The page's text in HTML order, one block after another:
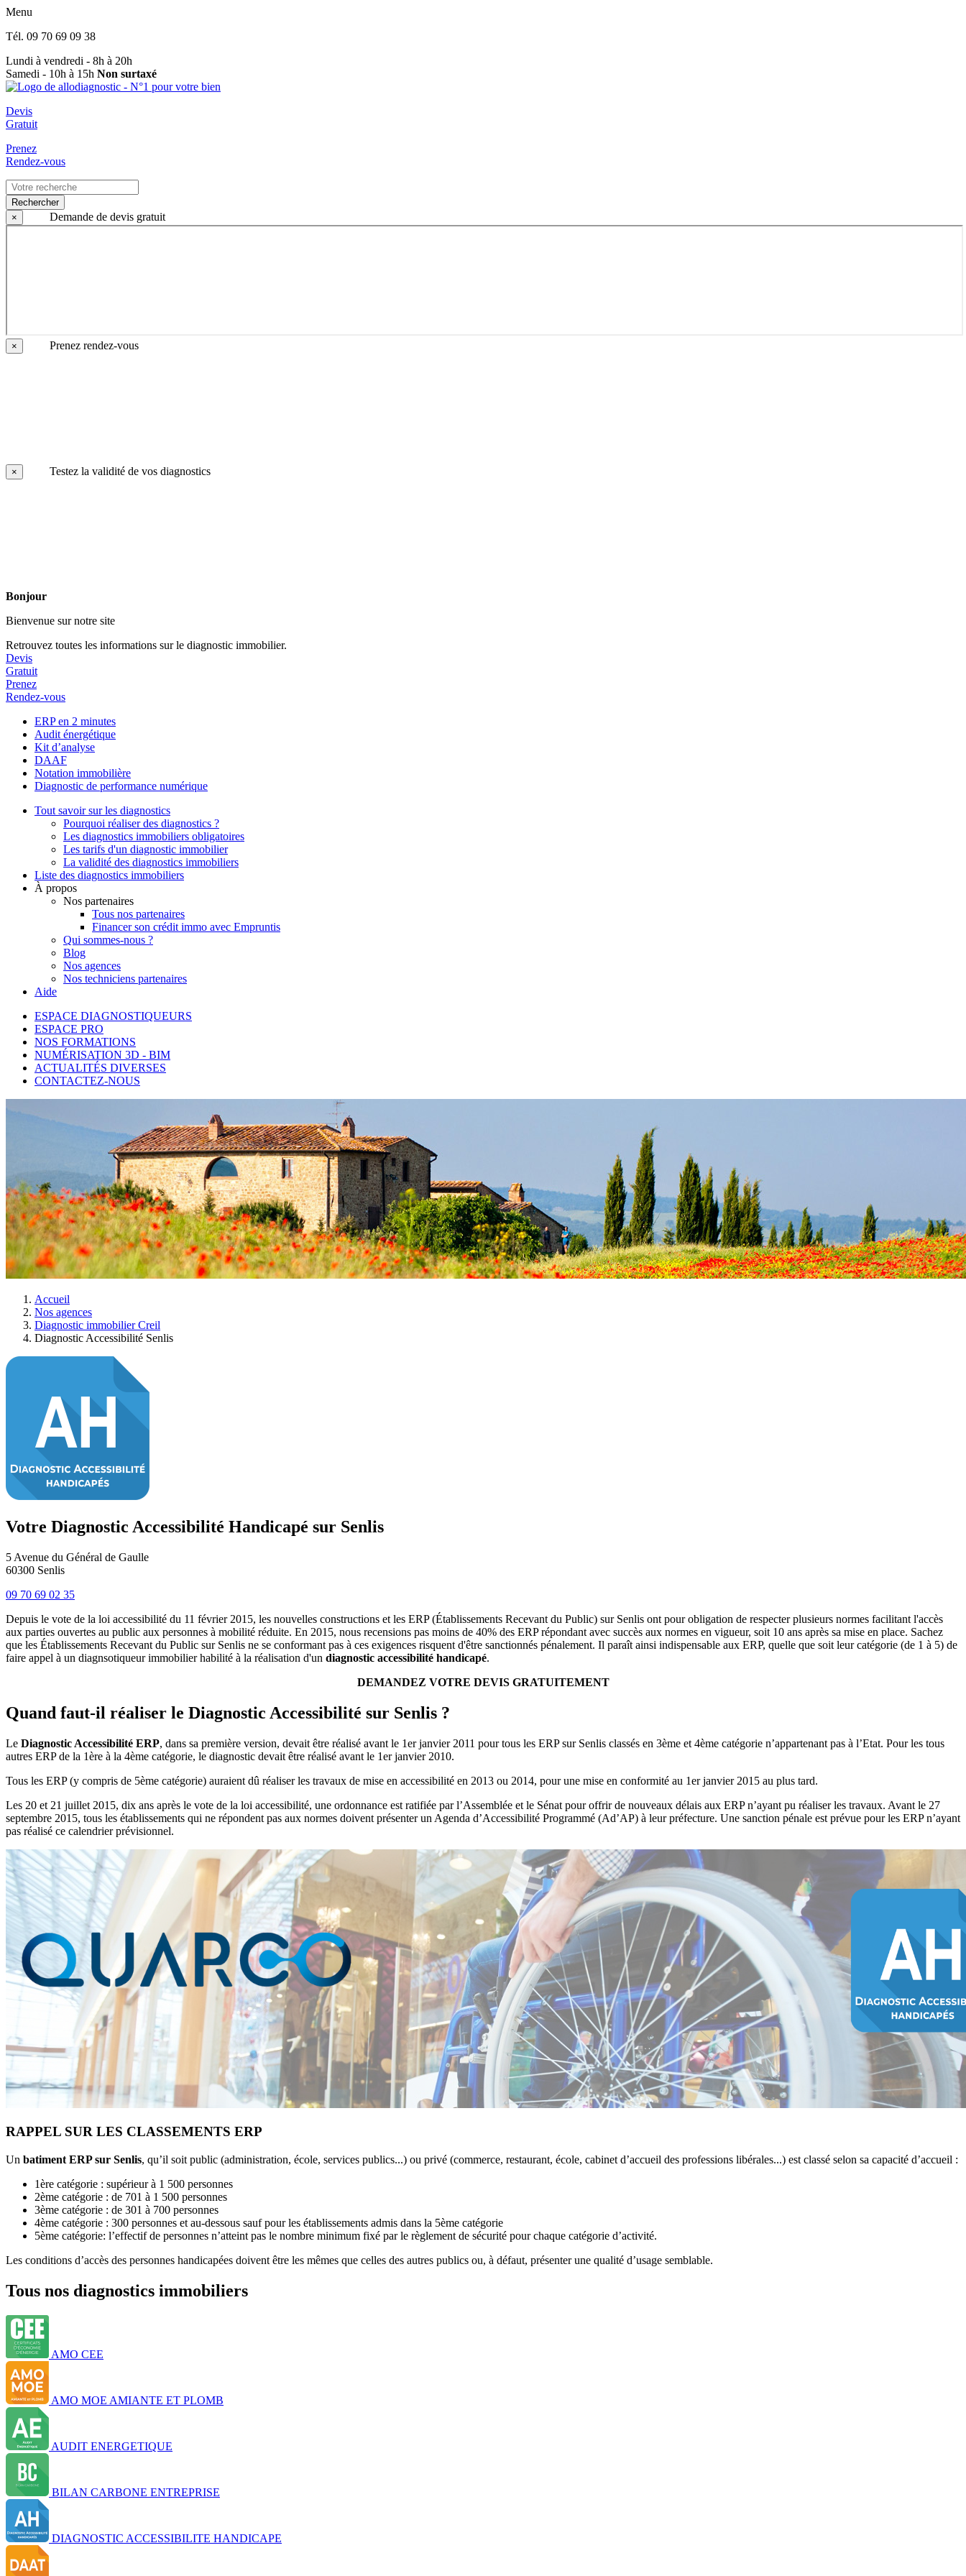
Menu
Tél. 09 70 69 09 38
Lundi à vendredi - 8h à 20h
Samedi - 10h à 15h Non surtaxé
Devis
Gratuit
Prenez
Rendez-vous
Rechercher
×
Demande de devis gratuit
× Prenez rendez-vous
× Testez la validité de vos diagnostics
Bonjour
Bienvenue sur notre site
Retrouvez toutes les informations sur le diagnostic immobilier.
Devis
Gratuit
Prenez
Rendez-vous
ERP en 2 minutes
Audit énergétique
Kit d’analyse
DAAF
Notation immobilière
Diagnostic de performance numérique
Tout savoir sur les diagnostics
Pourquoi réaliser des diagnostics ?
Les diagnostics immobiliers obligatoires
Les tarifs d'un diagnostic immobilier
La validité des diagnostics immobiliers
Liste des diagnostics immobiliers
À propos
Nos partenaires
Tous nos partenaires
Financer son crédit immo avec Empruntis
Qui sommes-nous ?
Blog
Nos agences
Nos techniciens partenaires
Aide
ESPACE DIAGNOSTIQUEURS
ESPACE PRO
NOS FORMATIONS
NUMÉRISATION 3D - BIM
ACTUALITÉS DIVERSES
CONTACTEZ-NOUS
Accueil
Nos agences
Diagnostic immobilier Creil
Diagnostic Accessibilité Senlis
Votre Diagnostic Accessibilité Handicapé sur Senlis
5 Avenue du Général de Gaulle
60300 Senlis
09 70 69 02 35
Depuis le vote de la loi accessibilité du 11 février 2015, les nouvelles constructions et les ERP (Établissements Recevant du Public) sur Senlis ont pour obligation de respecter plusieurs normes facilitant l'accès
aux parties ouvertes au public aux personnes à mobilité réduite. En 2015, nous recensions pas moins de 40% des ERP répondant avec succès aux normes en vigueur, soit 10 ans après sa mise en place. Sachez
que les Établissements Recevant du Public sur Senlis ne se conformant pas à ces exigences risquent d'être sanctionnés pénalement. Il paraît ainsi indispensable aux ERP, quelle que soit leur catégorie (de 1 à 5) de
faire appel à un diagnsotiqueur immobilier habilité à la réalisation d'un diagnostic accessibilité handicapé.
DEMANDEZ VOTRE DEVIS GRATUITEMENT
Quand faut-il réaliser le Diagnostic Accessibilité sur Senlis ?
Le Diagnostic Accessibilité ERP, dans sa première version, devait être réalisé avant le 1er janvier 2011 pour tous les ERP sur Senlis classés en 3ème et 4ème catégorie n’appartenant pas à l’Etat. Pour les tous
autres ERP de la 1ère à la 4ème catégorie, le diagnostic devait être réalisé avant le 1er janvier 2010.
Tous les ERP (y compris de 5ème catégorie) auraient dû réaliser les travaux de mise en accessibilité en 2013 ou 2014, pour une mise en conformité au 1er janvier 2015 au plus tard.
Les 20 et 21 juillet 2015, dix ans après le vote de la loi accessibilité, une ordonnance est ratifiée par l’Assemblée et le Sénat pour offrir de nouveaux délais aux ERP n’ayant pu réaliser les travaux. Avant le 27
septembre 2015, tous les établissements qui ne répondent pas aux normes doivent présenter un Agenda d’Accessibilité Programmé (Ad’AP) à leur préfecture. Une sanction pénale est prévue pour les ERP n’ayant
pas réalisé ce calendrier prévisionnel.
RAPPEL SUR LES CLASSEMENTS ERP
Un batiment ERP sur Senlis, qu’il soit public (administration, école, services publics...) ou privé (commerce, restaurant, école, cabinet d’accueil des professions libérales...) est classé selon sa capacité d’accueil :
1ère catégorie : supérieur à 1 500 personnes
2ème catégorie : de 701 à 1 500 personnes
3ème catégorie : de 301 à 700 personnes
4ème catégorie : 300 personnes et au-dessous sauf pour les établissements admis dans la 5ème catégorie
5ème catégorie: l’effectif de personnes n’atteint pas le nombre minimum fixé par le règlement de sécurité pour chaque catégorie d’activité.
Les conditions d’accès des personnes handicapées doivent être les mêmes que celles des autres publics ou, à défaut, présenter une qualité d’usage semblable.
Tous nos diagnostics immobiliers
AMO CEE
AMO MOE AMIANTE ET PLOMB
AUDIT ENERGETIQUE
BILAN CARBONE ENTREPRISE
DIAGNOSTIC ACCESSIBILITE HANDICAPE